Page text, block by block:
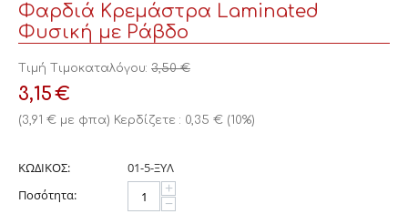
Φαρδιά Κρεμάστρα Laminated
Φυσική με Ράβδο
Τιμή Τιμοκαταλόγου: 3,50 €
3,15€
(3,91 € με φπα) Κερδίζετε : 0,35 € (10%)
ΚΩΔΙΚΟΣ:
01-5-ΞΥΛ
Ποσότητα:
+
−